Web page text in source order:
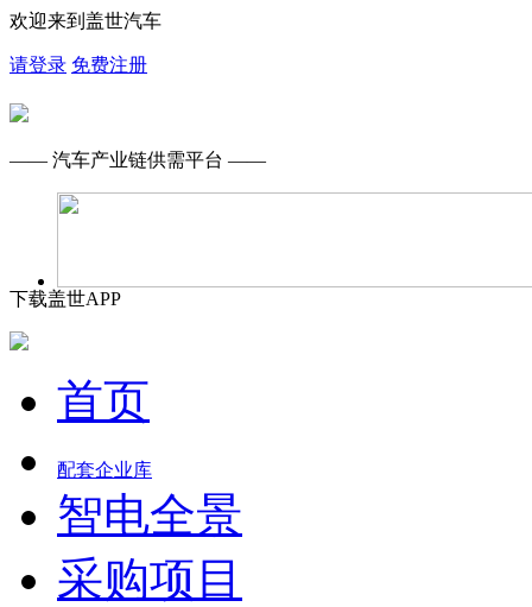
欢迎来到盖世汽车
请登录 免费注册
—— 汽车产业链供需平台 ——
下载盖世APP
首页
配套企业库
智电全景
采购项目